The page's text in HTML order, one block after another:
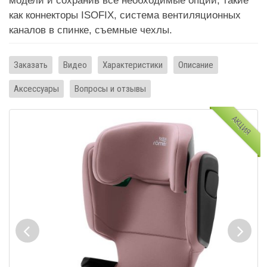
как коннекторы ISOFIX, система вентиляционных
каналов в спинке, съемные чехлы.
Заказать Видео Характеристики Описание
Аксессуары Вопросы и отзывы
АКЦИЯ